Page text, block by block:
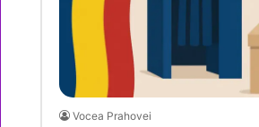
Vocea Prahovei